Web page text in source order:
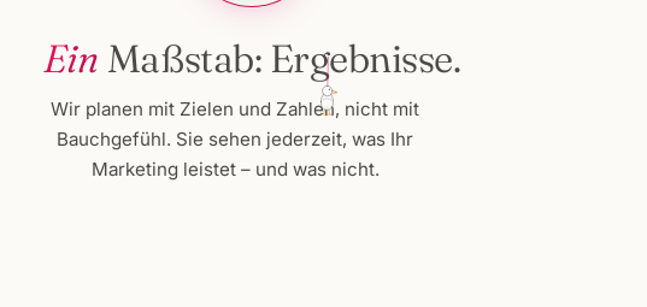
Ein Maßstab: Ergebnisse.
Wir planen mit Zielen und Zahlen, nicht mit
Bauchgefühl. Sie sehen jederzeit, was Ihr
Marketing leistet – und was nicht.